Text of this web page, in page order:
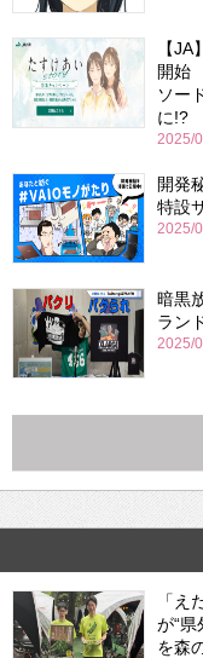
【
開始
ソー
に!?
2025/
開発
特設
2025/
暗黒
ラン
2025/
「
が“
を森